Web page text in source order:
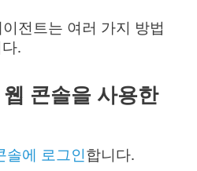
전트는 여러 가지 방법
.
웹 콘솔을 사용한
솔에 로그인합니다.